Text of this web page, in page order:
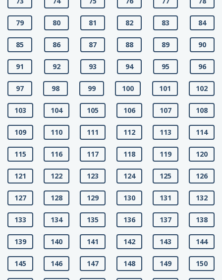
79 80 81 82 83 84
85 86 87 88 89 90
91 92 93 94 95 96
97 98 99 100 101 102
103 104 105 106 107 108
109 110 111 112 113 114
115 116 117 118 119 120
121 122 123 124 125 126
127 128 129 130 131 132
133 134 135 136 137 138
139 140 141 142 143 144
145 146 147 148 149 150